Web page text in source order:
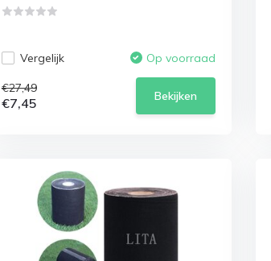
Vergelijk Op voorraad
€27,49
€7,45 Bekijken